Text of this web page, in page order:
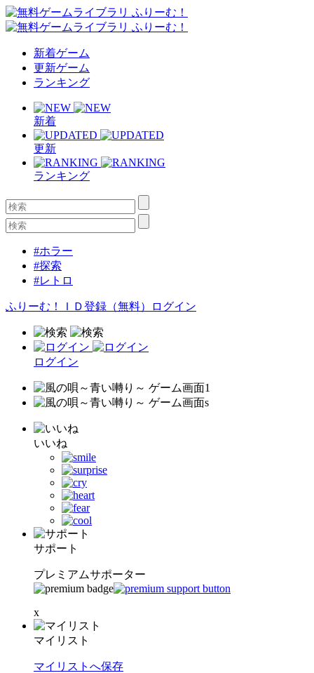
新着ゲーム
更新ゲーム
ランキング
新着
更新
ランキング
#ホラー
#探索
#レトロ
ふりーむ！ＩＤ登録（無料） ログイン
ログイン
いいね
サポート
プレミアムサポーター
x
マイリスト
マイリストへ保存